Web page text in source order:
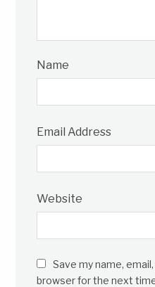
Name
Email Address
Website
Save my name,
browser for the next